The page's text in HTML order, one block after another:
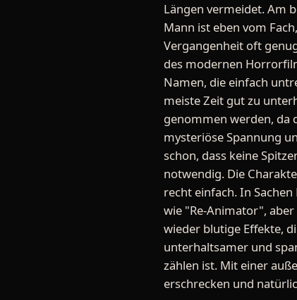
Längen vermeidet. Am
Mann ist eben vom
Vergangenheit oft
des modernen
Namen, die einfach
meiste Zeit gut zu
genommen werden, da
mysteriöse Spannung
schon, dass keine
notwendig. Die
recht einfach. In
wie "Re-Animator",
wieder blutige Effekte,
unterhaltsamer und
zählen ist. Mit einer
erschrecken und